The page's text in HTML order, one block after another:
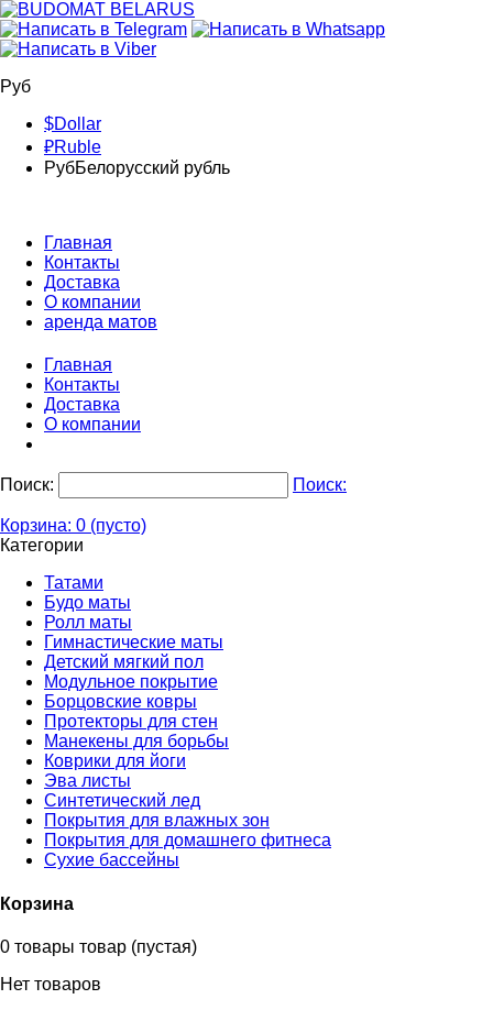
Руб
$Dollar
₽Ruble
РубБелорусский рубль
Главная
Контакты
Доставка
О компании
аренда матов
Главная
Контакты
Доставка
О компании
Поиск: Поиск:
Корзина: 0 (пусто)
Категории
Татами
Будо маты
Ролл маты
Гимнастические маты
Детский мягкий пол
Модульное покрытие
Борцовские ковры
Протекторы для стен
Манекены для борьбы
Коврики для йоги
Эва листы
Синтетический лед
Покрытия для влажных зон
Покрытия для домашнего фитнеса
Сухие бассейны
Корзина
0 товары товар (пустая)
Нет товаров